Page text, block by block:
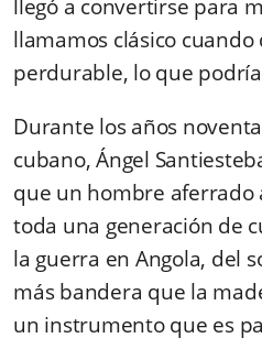
llegó a convertirse para
llamamos clásico
perdurable, lo que
Durante los años
cubano, Ángel
que un hombre aferrado
toda una generación de
la guerra en Angola, del
más bandera que la
un instrumento que es